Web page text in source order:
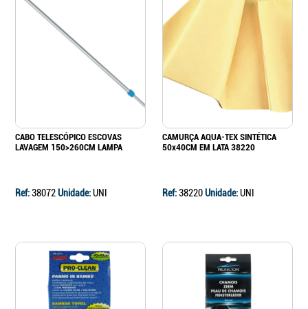
CABO TELESCÓPICO ESCOVAS
LAVAGEM 150>260CM LAMPA
Ref:38072Unidade:UNI
CAMURÇA AQUA-TEX SINTÉTICA
50x40CM EM LATA 38220
Ref:38220Unidade:UNI